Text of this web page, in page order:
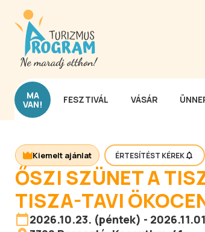
MA
VAN! FESZTIVÁL VÁSÁR
Kiemelt ajánlat ÉRTESÍTÉST KÉREK
ŐSZI SZÜNET A
TISZA-TAVI
2026.10.23. (péntek) -